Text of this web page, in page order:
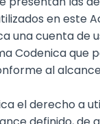
en este
una cuenta de
Codenica que
al
el derecho a